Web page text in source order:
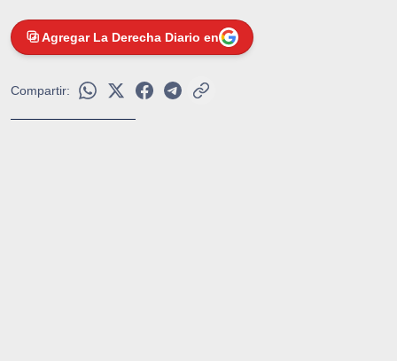
Agregar La Derecha Diario en
Compartir: